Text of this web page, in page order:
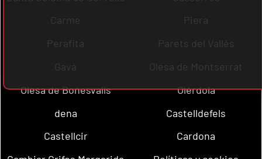
Carme
Piera
Perafita
Parets del Vallès
Gavà
Olesa de Montserrat
Olesa de Bonesvalls
Olèrdola
dena
Castelldefels
Castellcir
Cardona